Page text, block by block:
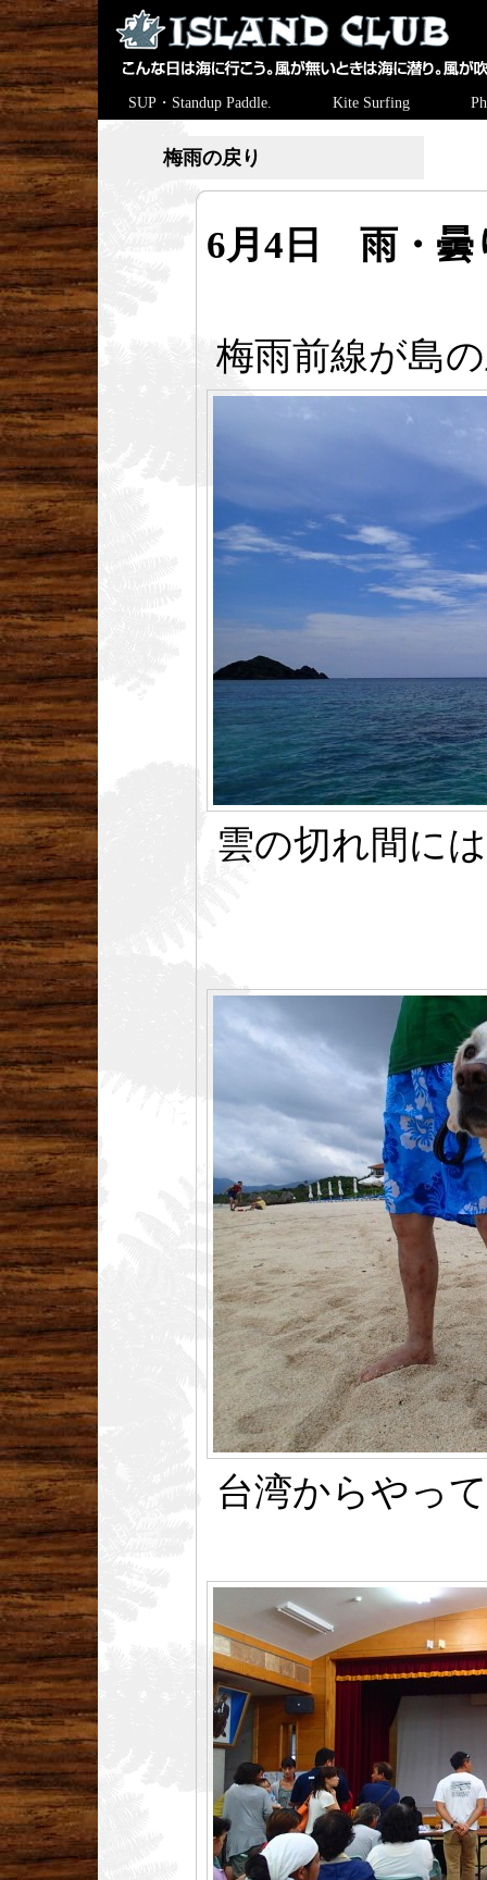
SUP・Standup Paddle. Kite Surfing
梅雨の戻り
6月4日 雨・
梅雨前線が島
雲の切れ間に
台湾からやっ